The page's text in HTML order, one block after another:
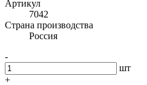
Артикул
7042
Cтрана производства
Россия
-
шт
+